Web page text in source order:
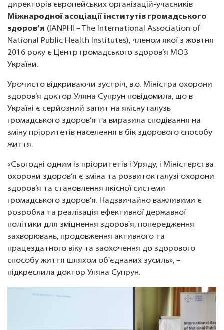
директорів європейських організацій-учасників
Міжнародної асоціації інститутів громадського
здоров’я (IANPHI – The International Association of
National Public Health Institutes), членом якої з жовтня
2016 року є Центр громадського здоров’я МОЗ
України.
Урочисто відкриваючи зустріч, в.о. Міністра охорони
здоров’я доктор Уляна Супрун повідомила, що в
Україні є серйозний запит на якісну галузь
громадського здоров’я та виразила сподівання на
зміну пріоритетів населення в бік здорового способу
життя.
«Сьогодні одним із пріоритетів і Уряду, і Міністерства
охорони здоров’я є зміна та розвиток галузі охорони
здоров’я та становлення якісної системи
громадського здоров’я. Надзвичайно важливими є
розробка та реалізація ефективної державної
політики для зміцнення здоров'я, попередження
захворювань, продовження активного та
працездатного віку та заохочення до здорового
способу життя шляхом об'єднаних зусиль», –
підкреслила доктор Уляна Супрун.